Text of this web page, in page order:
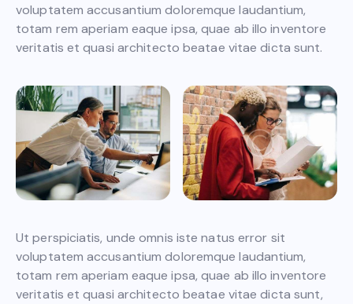
voluptatem accusantium doloremque laudantium,
totam rem aperiam eaque ipsa, quae ab illo inventore
veritatis et quasi architecto beatae vitae dicta sunt.
Ut perspiciatis, unde omnis iste natus error sit
voluptatem accusantium doloremque laudantium,
totam rem aperiam eaque ipsa, quae ab illo inventore
veritatis et quasi architecto beatae vitae dicta sunt,